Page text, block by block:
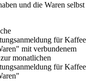
und die Waren selbst
für Kaffee
mit verbundenem
monatlichen
für Kaffee